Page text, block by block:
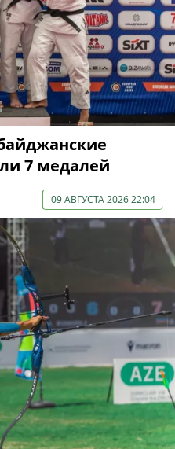
7 медалей
09 АВГУСТА 2026 22:04